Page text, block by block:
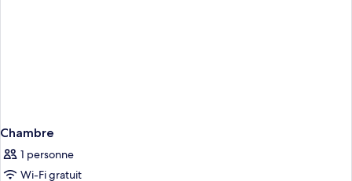
Chambre
1 personne
Wi-Fi gratuit